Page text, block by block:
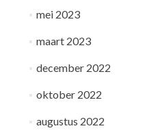
mei 2023
maart 2023
december 2022
oktober 2022
augustus 2022